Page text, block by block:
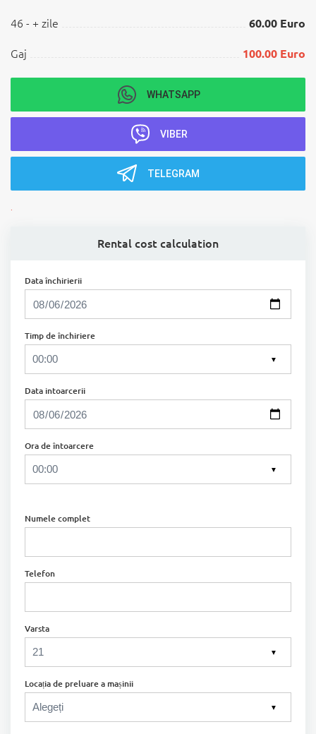
46 - + zile 60.00 Euro
Gaj 100.00 Euro
WHATSAPP
VIBER
TELEGRAM
.
Rental cost calculation
Data închirierii
Timp de închiriere
▼
Data intoarcerii
Ora de întoarcere
▼
Numele complet
Telefon
Varsta
▼
Locația de preluare a mașinii
▼